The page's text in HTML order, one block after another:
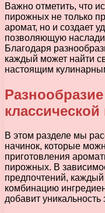
Важно отметить, что
пирожных не только
аромат, но и создает
позволяющую
Благодаря
каждый может найти
настоящим
В этом разделе мы
начинок, которые
приготовления
пирожных. В
предпочтений,
комбинацию
добавит